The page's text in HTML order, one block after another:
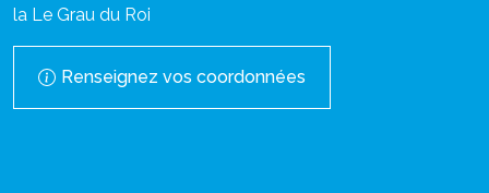
la Le Grau du Roi
Renseignez vos coordonnées